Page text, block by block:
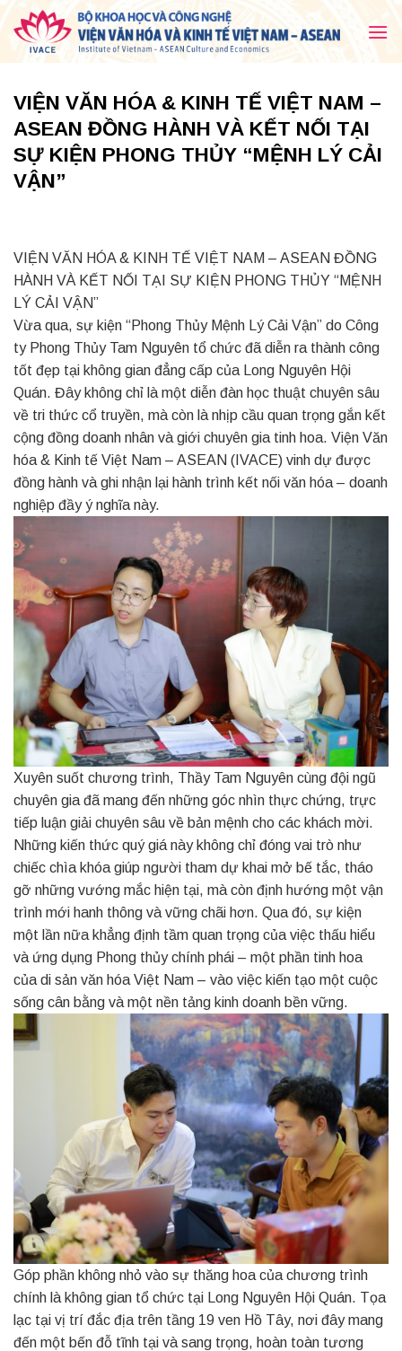
content
VIỆN VĂN HÓA & KINH TẾ VIỆT NAM –
ASEAN ĐỒNG HÀNH VÀ KẾT NỐI TẠI
SỰ KIỆN PHONG THỦY “MỆNH LÝ CẢI
VẬN”
VIỆN VĂN HÓA & KINH TẾ VIỆT NAM – ASEAN ĐỒNG
HÀNH VÀ KẾT NỐI TẠI SỰ KIỆN PHONG THỦY “MỆNH
LÝ CẢI VẬN”
Vừa qua, sự kiện “Phong Thủy Mệnh Lý Cải Vận” do Công
ty Phong Thủy Tam Nguyên tổ chức đã diễn ra thành công
tốt đẹp tại không gian đẳng cấp của Long Nguyên Hội
Quán. Đây không chỉ là một diễn đàn học thuật chuyên sâu
về tri thức cổ truyền, mà còn là nhịp cầu quan trọng gắn kết
cộng đồng doanh nhân và giới chuyên gia tinh hoa. Viện Văn
hóa & Kinh tế Việt Nam – ASEAN (IVACE) vinh dự được
đồng hành và ghi nhận lại hành trình kết nối văn hóa – doanh
nghiệp đầy ý nghĩa này.
Xuyên suốt chương trình, Thầy Tam Nguyên cùng đội ngũ
chuyên gia đã mang đến những góc nhìn thực chứng, trực
tiếp luận giải chuyên sâu về bản mệnh cho các khách mời.
Những kiến thức quý giá này không chỉ đóng vai trò như
chiếc chìa khóa giúp người tham dự khai mở bế tắc, tháo
gỡ những vướng mắc hiện tại, mà còn định hướng một vận
trình mới hanh thông và vững chãi hơn. Qua đó, sự kiện
một lần nữa khẳng định tầm quan trọng của việc thấu hiểu
và ứng dụng Phong thủy chính phái – một phần tinh hoa
của di sản văn hóa Việt Nam – vào việc kiến tạo một cuộc
sống cân bằng và một nền tảng kinh doanh bền vững.
Góp phần không nhỏ vào sự thăng hoa của chương trình
chính là không gian tổ chức tại Long Nguyên Hội Quán. Tọa
lạc tại vị trí đắc địa trên tầng 19 ven Hồ Tây, nơi đây mang
đến một bến đỗ tĩnh tại và sang trọng, hoàn toàn tương